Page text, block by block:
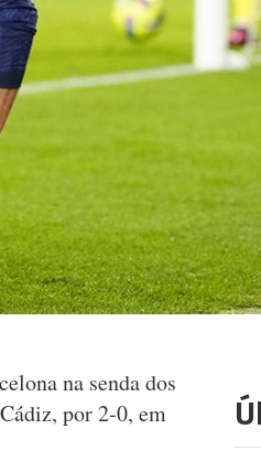
na senda dos
por 2-0, em